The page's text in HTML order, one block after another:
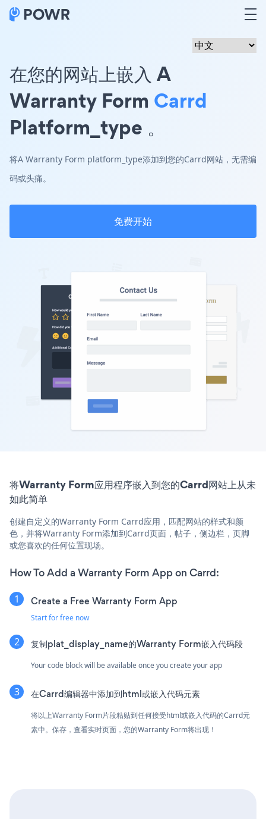
在您的网站上嵌入 A
Warranty Form Carrd
Platform_type 。
将A Warranty Form platform_type添加到您的Carrd网站，无需编
码或头痛。
免费开始
将Warranty Form应用程序嵌入到您的Carrd网站上从未
如此简单
创建自定义的Warranty Form Carrd应用，匹配网站的样式和颜
色，并将Warranty Form添加到Carrd页面，帖子，侧边栏，页脚
或您喜欢的任何位置现场。
How To Add a Warranty Form App on Carrd:
Create a Free Warranty Form App
Start for free now
复制plat_display_name的Warranty Form嵌入代码段
Your code block will be available once you create your app
在Carrd编辑器中添加到html或嵌入代码元素
将以上Warranty Form片段粘贴到任何接受html或嵌入代码的Carrd元
素中。保存，查看实时页面，您的Warranty Form将出现！